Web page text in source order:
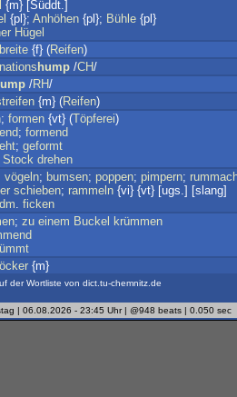
{m} [Süddt.]
{pl}; Anhöhen {pl}; Bühle {pl}
Hügel
breite {f} (Reifen)
hump /CH/
/RH/
{m} (Reifen)
; formen {vt} (Töpferei)
; formend
; geformt
Stock drehen
vögeln; bumsen; poppen; pimpern;
schieben; rammeln {vi} {vt} [ugs.] [slang]
. ficken
; zu einem Buckel krümmen
{m}
der Wortliste von dict.tu-chemnitz.de
| 06.08.2026 - 23:45 Uhr | @948 beats | 0.050 sec